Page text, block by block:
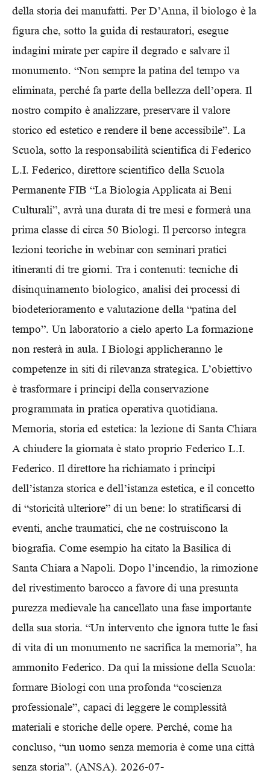
della storia dei manufatti. Per D’Anna, il biologo è la
figura che, sotto la guida di restauratori, esegue
indagini mirate per capire il degrado e salvare il
monumento. “Non sempre la patina del tempo va
eliminata, perché fa parte della bellezza dell’opera. Il
nostro compito è analizzare, preservare il valore
storico ed estetico e rendere il bene accessibile”. La
Scuola, sotto la responsabilità scientifica di Federico
L.I. Federico, direttore scientifico della Scuola
Permanente FIB “La Biologia Applicata ai Beni
Culturali”, avrà una durata di tre mesi e formerà una
prima classe di circa 50 Biologi. Il percorso integra
lezioni teoriche in webinar con seminari pratici
itineranti di tre giorni. Tra i contenuti: tecniche di
disinquinamento biologico, analisi dei processi di
biodeterioramento e valutazione della “patina del
tempo”. Un laboratorio a cielo aperto La formazione
non resterà in aula. I Biologi applicheranno le
competenze in siti di rilevanza strategica. L’obiettivo
è trasformare i principi della conservazione
programmata in pratica operativa quotidiana.
Memoria, storia ed estetica: la lezione di Santa Chiara
A chiudere la giornata è stato proprio Federico L.I.
Federico. Il direttore ha richiamato i principi
dell’istanza storica e dell’istanza estetica, e il concetto
di “storicità ulteriore” di un bene: lo stratificarsi di
eventi, anche traumatici, che ne costruiscono la
biografia. Come esempio ha citato la Basilica di
Santa Chiara a Napoli. Dopo l’incendio, la rimozione
del rivestimento barocco a favore di una presunta
purezza medievale ha cancellato una fase importante
della sua storia. “Un intervento che ignora tutte le fasi
di vita di un monumento ne sacrifica la memoria”, ha
ammonito Federico. Da qui la missione della Scuola:
formare Biologi con una profonda “coscienza
professionale”, capaci di leggere le complessità
materiali e storiche delle opere. Perché, come ha
concluso, “un uomo senza memoria è come una città
senza storia”. (ANSA). 2026-07-